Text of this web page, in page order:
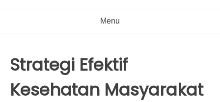
Menu
Strategi Efektif
Kesehatan Masyarakat